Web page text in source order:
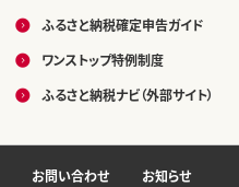
ふるさと納税確定申告ガイド
ワンストップ特例制度
ふるさと納税ナビ（外部サイト）
お問い合わせ お知らせ